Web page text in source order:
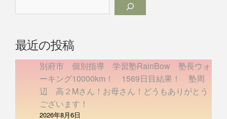
最近の投稿
別府市 個別指導 学習塾RainBow 塾長ウォ
ーキング10000km！ 1569日目結果！ 塾周
辺 高２Mさん！お母さん！どうもありがとう
ございます！
2026年8月6日